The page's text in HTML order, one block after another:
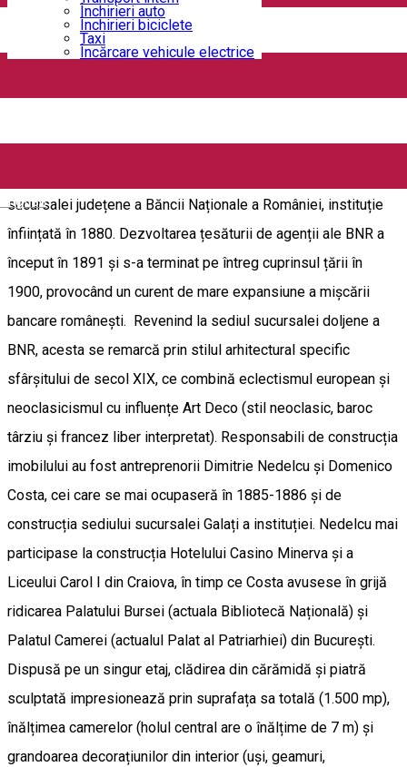
English
Închirieri auto
Închirieri biciclete
Taxi
Încărcare vehicule electrice
un monument istoric de arhitectură de interes local, situat în
centrul municipiului Craiova, pe Calea Unirii, nr. 6 (capătul
Imobilul, ce datează de la sfârșitul secolului al XIX-lea (1887
sucursalei județene a Băncii Naționale a României, instituție
înființată în 1880. Dezvoltarea țesăturii de agenții ale BNR a
început în 1891 și s-a terminat pe întreg cuprinsul țării în
1900, provocând un curent de mare expansiune a mișcării
bancare românești. Revenind la sediul sucursalei doljene a
BNR, acesta se remarcă prin stilul arhitectural specific
sfârșitului de secol XIX, ce combină eclectismul european și
neoclasicismul cu influențe Art Deco (stil neoclasic, baroc
târziu și francez liber interpretat). Responsabili de construcția
imobilului au fost antreprenorii Dimitrie Nedelcu și Domenico
Costa, cei care se mai ocupaseră în 1885-1886 și de
construcția sediului sucursalei Galați a instituției. Nedelcu mai
participase la construcția Hotelului Casino Minerva și a
Liceului Carol I din Craiova, în timp ce Costa avusese în grijă
ridicarea Palatului Bursei (actuala Bibliotecă Națională) și
Palatul Camerei (actualul Palat al Patriarhiei) din București.
Dispusă pe un singur etaj, clădirea din cărămidă și piatră
sculptată impresionează prin suprafața sa totală (1.500 mp),
înălțimea camerelor (holul central are o înălțime de 7 m) și
grandoarea decorațiunilor din interior (uși, geamuri,